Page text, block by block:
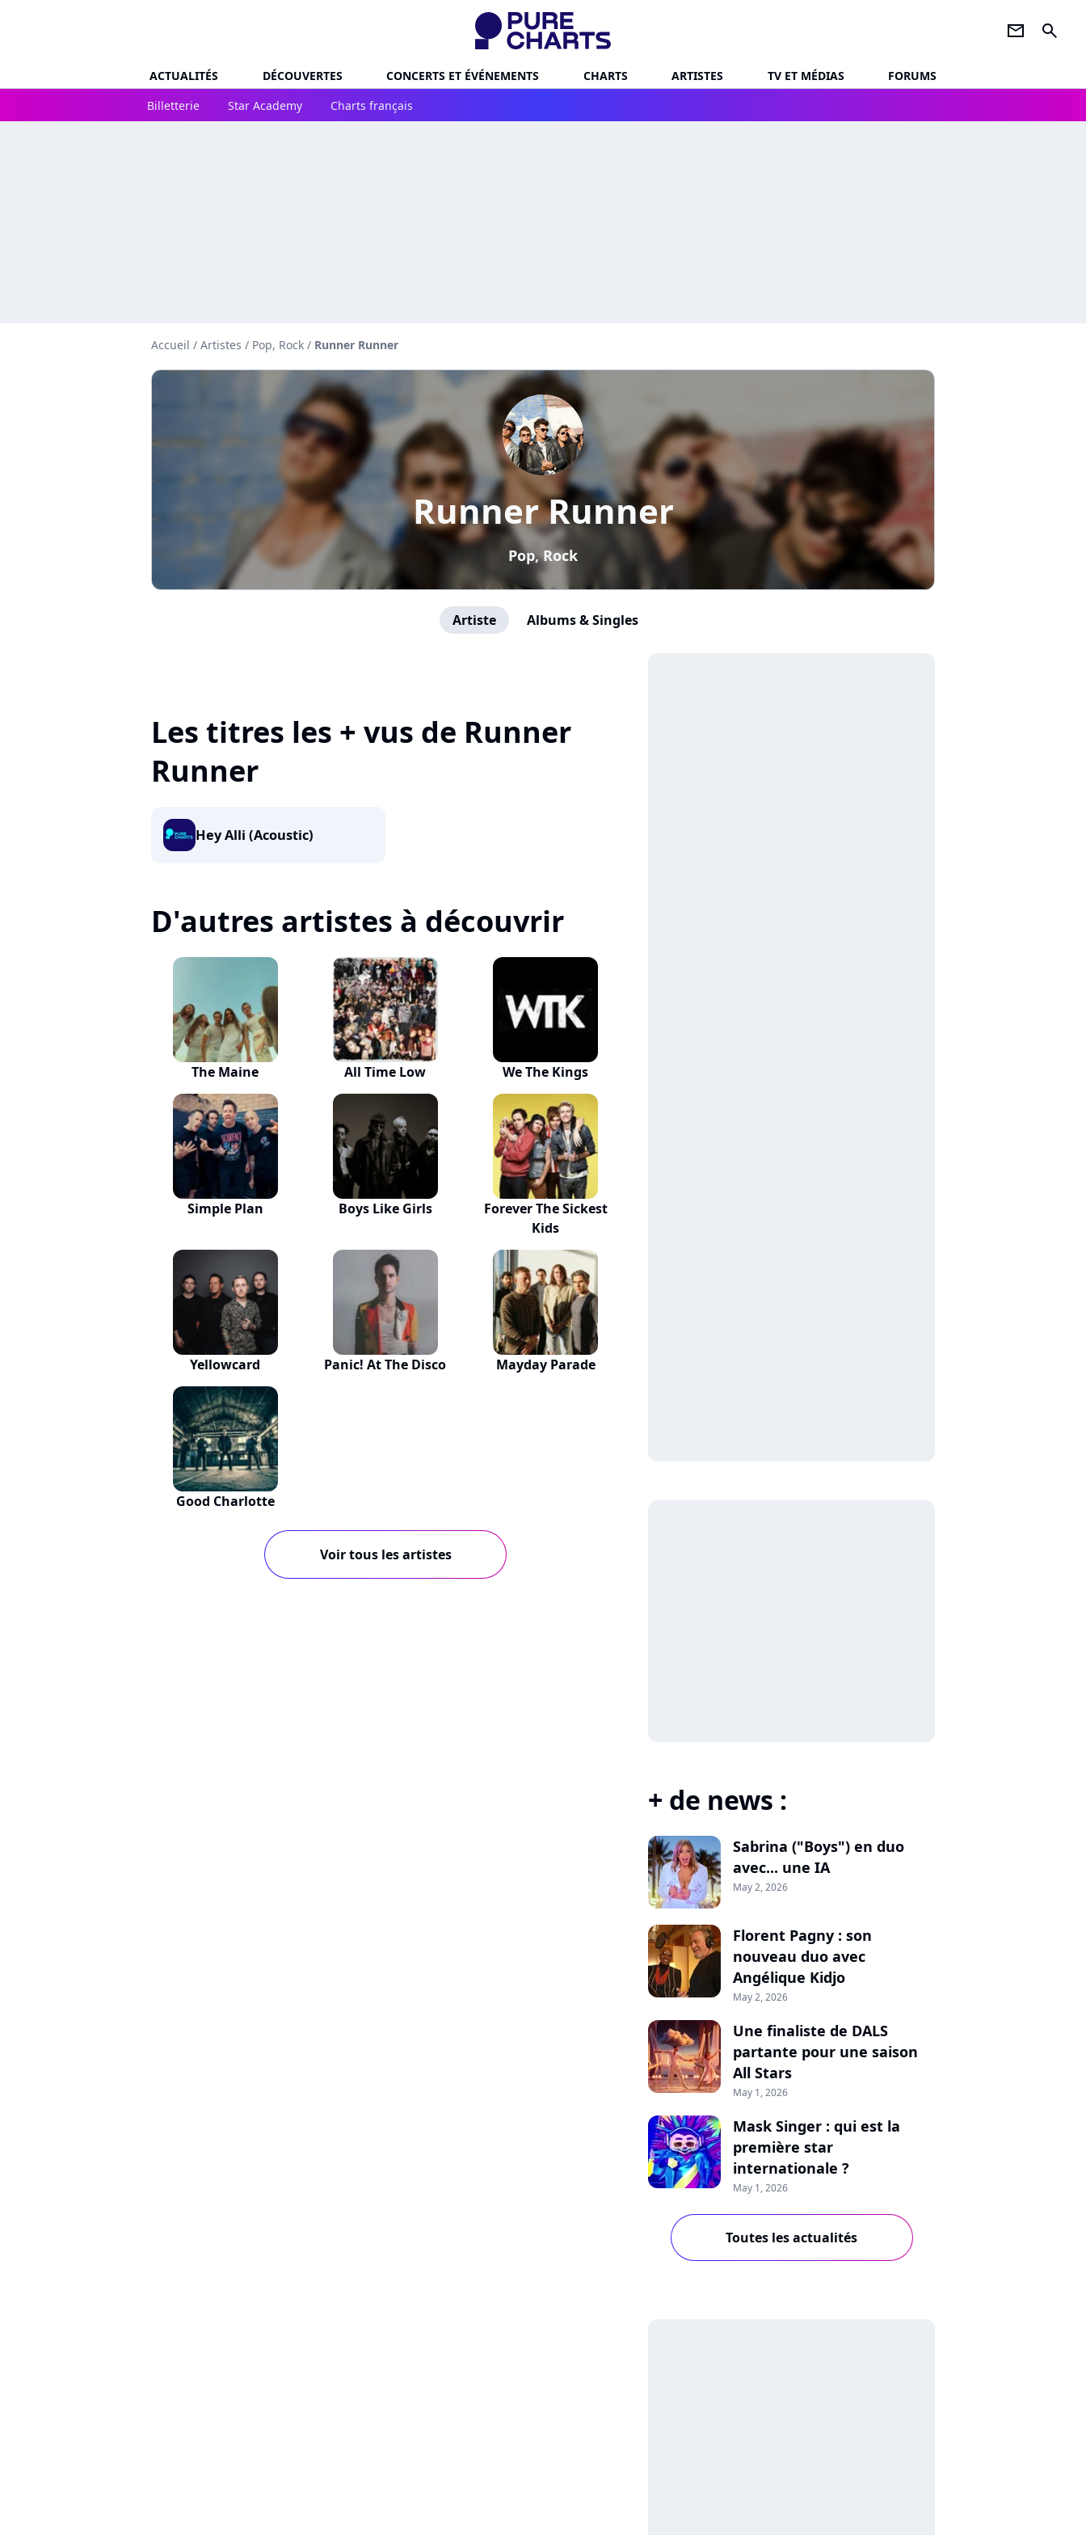
newsletter search
ACTUALITÉS DÉCOUVERTES CONCERTS ET ÉVÉNEMENTS CHARTS ARTISTES TV ET MÉDIAS
FORUMS
Billetterie
Star Academy Charts français
Accueil / Artistes / Pop, Rock / Runner Runner
Runner Runner
Pop, Rock
Artiste Albums & Singles
Les titres les + vus de Runner
Runner
Hey Alli (Acoustic)
D'autres artistes à découvrir
The Maine All Time Low We The Kings
Simple Plan Boys Like Girls
Forever The Sickest
Kids
Yellowcard Panic! At The Disco Mayday Parade
Good Charlotte
Voir tous les artistes
+ de news :
Sabrina ("Boys") en duo
avec... une IA
May 2, 2026
Florent Pagny : son
nouveau duo avec
Angélique Kidjo
May 2, 2026
Une finaliste de DALS
partante pour une saison
All Stars
May 1, 2026
Mask Singer : qui est la
première star
internationale ?
May 1, 2026
Toutes les actualités